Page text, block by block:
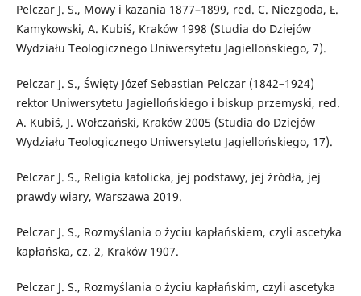
Pelczar J. S., Mowy i kazania 1877–1899, red. C. Niezgoda, Ł.
Kamykowski, A. Kubiś, Kraków 1998 (Studia do Dziejów
Wydziału Teologicznego Uniwersytetu Jagiellońskiego, 7).
Pelczar J. S., Święty Józef Sebastian Pelczar (1842–1924)
rektor Uniwersytetu Jagiellońskiego i biskup przemyski, red.
A. Kubiś, J. Wołczański, Kraków 2005 (Studia do Dziejów
Wydziału Teologicznego Uniwersytetu Jagiellońskiego, 17).
Pelczar J. S., Religia katolicka, jej podstawy, jej źródła, jej
prawdy wiary, Warszawa 2019.
Pelczar J. S., Rozmyślania o życiu kapłańskiem, czyli ascetyka
kapłańska, cz. 2, Kraków 1907.
Pelczar J. S., Rozmyślania o życiu kapłańskim, czyli ascetyka